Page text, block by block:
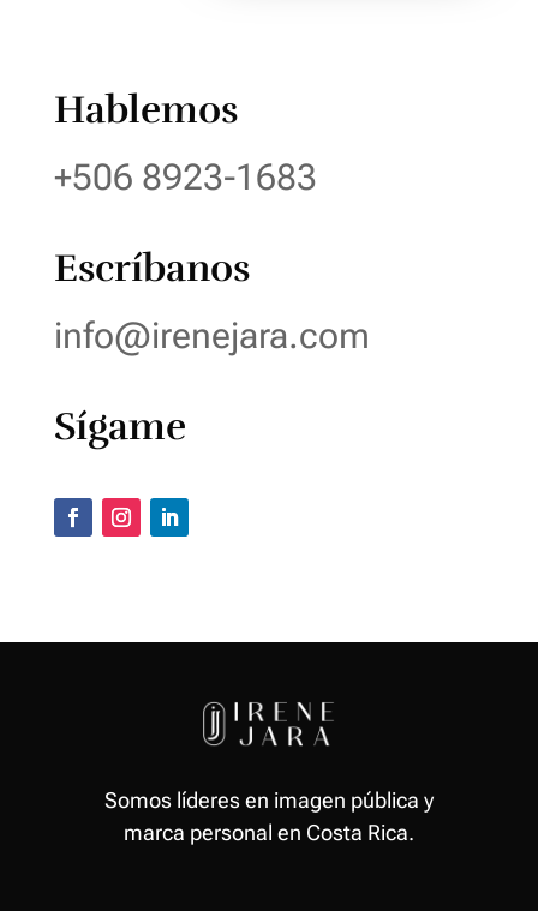
Hablemos
+506 8923-1683
Escríbanos
info@irenejara.com
Sígame
Somos líderes en imagen pública y
marca personal en Costa Rica.